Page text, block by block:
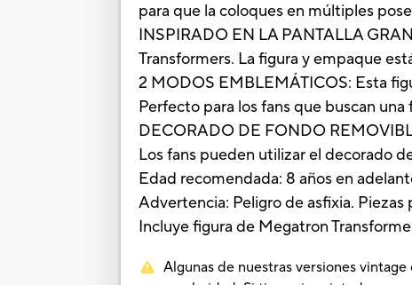
para que la coloques en múltiples
INSPIRADO EN LA PANTALLA
Transformers. La figura y empaque
2 MODOS EMBLEMÁTICOS: Esta
Perfecto para los fans que buscan
DECORADO DE FONDO
Los fans pueden utilizar el decorado
Edad recomendada: 8 años en
Advertencia: Peligro de asfixia. Piezas
Incluye figura de Megatron
Algunas de nuestras versiones